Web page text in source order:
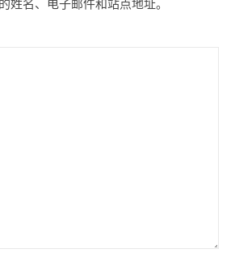
姓名、电子邮件和站点地址。